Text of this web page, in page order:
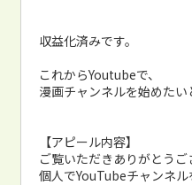
収益化済みです。
これからYoutubeで、
漫画チャンネルを始めたい
【アピール内容】
ご覧いただきありがとうご
個人でYouTubeチャンネル